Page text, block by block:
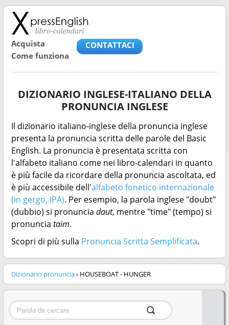
Acquista
Come funziona
CONTATTACI
DIZIONARIO INGLESE-ITALIANO DELLA
PRONUNCIA INGLESE
Il dizionario italiano-inglese della pronuncia inglese
presenta la pronuncia scritta delle parole del Basic
English. La pronuncia è presentata scritta con
l'alfabeto italiano come nei libro-calendari in quanto
è più facile da ricordare della pronuncia ascoltata, ed
è più accessibile dell'alfabeto fonetico internazionale
(in gergo, IPA). Per esempio, la parola inglese "doubt"
(dubbio) si pronuncia daut, mentre "time" (tempo) si
pronuncia taim.
Scopri di più sulla Pronuncia Scritta Semplificata.
Dizionario pronuncia› HOUSEBOAT - HUNGER